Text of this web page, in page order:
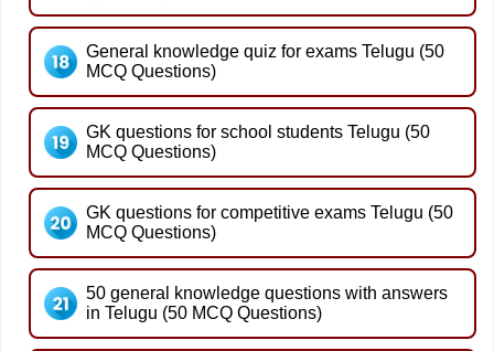
General knowledge quiz for exams Telugu (50
MCQ Questions)
GK questions for school students Telugu (50
MCQ Questions)
GK questions for competitive exams Telugu (50
MCQ Questions)
50 general knowledge questions with answers
in Telugu (50 MCQ Questions)